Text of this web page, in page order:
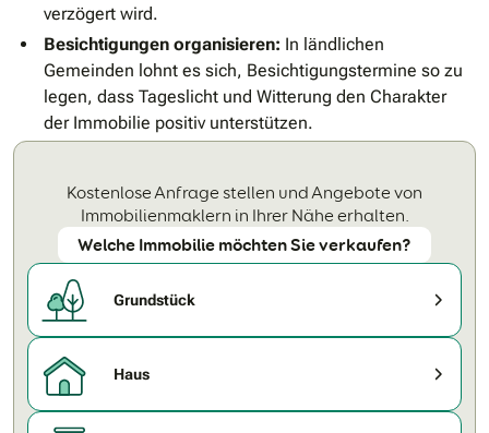
verzögert wird.
Besichtigungen organisieren: In ländlichen
Gemeinden lohnt es sich, Besichtigungstermine so zu
legen, dass Tageslicht und Witterung den Charakter
der Immobilie positiv unterstützen.
Kostenlose Anfrage stellen und Angebote von
Immobilienmaklern in Ihrer Nähe erhalten.
Welche Immobilie möchten Sie verkaufen?
Grundstück
Haus